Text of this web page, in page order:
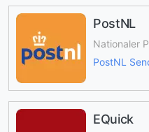
PostNL
Nationaler
PostNL
EQuick